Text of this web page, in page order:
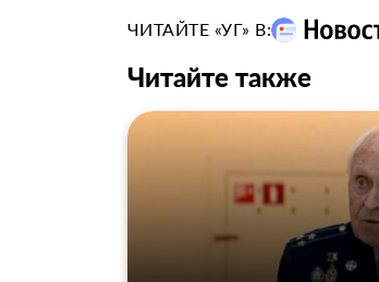
ЧИТАЙТЕ «УГ» В:
Читайте также